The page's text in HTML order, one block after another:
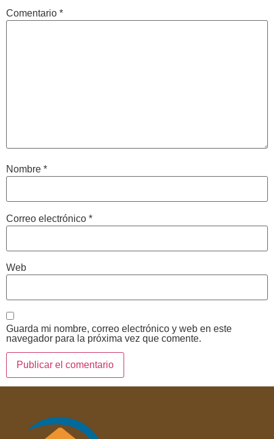
Comentario *
Nombre *
Correo electrónico *
Web
Guarda mi nombre, correo electrónico y web en este
navegador para la próxima vez que comente.